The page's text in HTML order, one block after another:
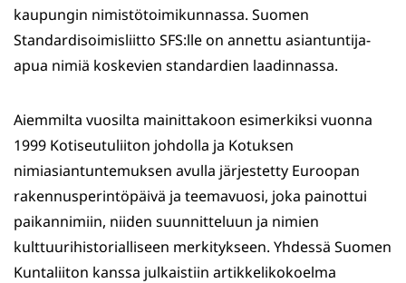
kaupungin nimistötoimikunnassa. Suomen
Standardisoimisliitto SFS:lle on annettu asiantuntija-
apua nimiä koskevien standardien laadinnassa.
Aiemmilta vuosilta mainittakoon esimerkiksi vuonna
1999 Kotiseutuliiton johdolla ja Kotuksen
nimiasiantuntemuksen avulla järjestetty Euroopan
rakennusperintöpäivä ja teemavuosi, joka painottui
paikannimiin, niiden suunnitteluun ja nimien
kulttuurihistorialliseen merkitykseen. Yhdessä Suomen
Kuntaliiton kanssa julkaistiin artikkelikokoelma